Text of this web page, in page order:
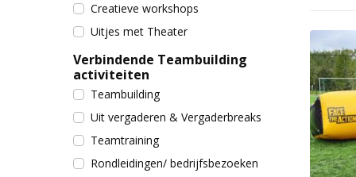
Creatieve workshops
Uitjes met Theater
Verbindende Teambuilding
activiteiten
Teambuilding
Uit vergaderen & Vergaderbreaks
Teamtraining
Rondleidingen/ bedrijfsbezoeken